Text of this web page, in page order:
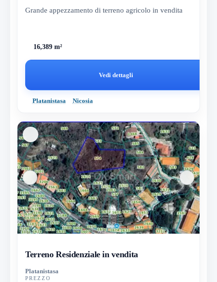
Grande appezzamento di terreno agricolo in vendita
16,389 m²
Vedi dettagli
Platanistasa Nicosia
Terreno Residenziale in vendita
Platanistasa
PREZZO